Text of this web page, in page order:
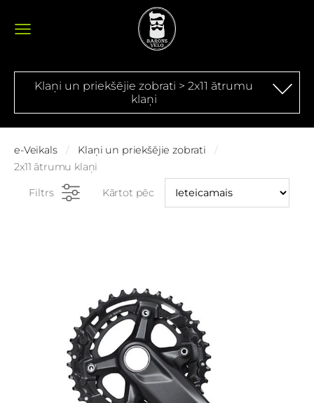
Klaņi un priekšējie zobrati > 2x11 ātrumu
klaņi
e-Veikals
Klaņi un priekšējie zobrati
2x11 ātrumu klaņi
Filtrs Kārtot pēc